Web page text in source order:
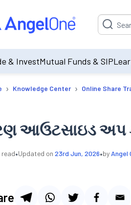
& InvestMutual Funds & SIP
› Knowledge Center › Online Share
આઉટસાઇડ અપ
read•Updated on 23rd Jun, 2026•by Angel